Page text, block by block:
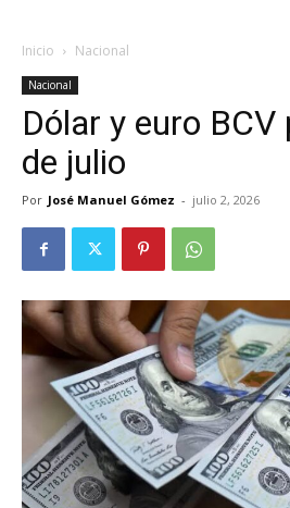
Inicio Nacional
Nacional
Dólar y euro BCV
de julio
Por José Manuel Gómez - julio 2, 2026